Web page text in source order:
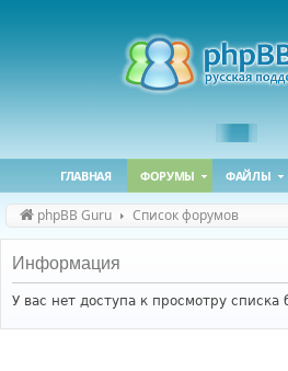
ГЛАВНАЯ ФОРУМЫ ФАЙЛЫ
phpBB Guru Список форумов
Информация
У вас нет доступа к просмотру списка